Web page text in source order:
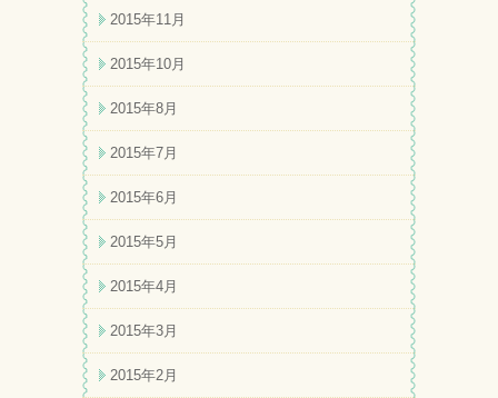
2015年11月
2015年10月
2015年8月
2015年7月
2015年6月
2015年5月
2015年4月
2015年3月
2015年2月